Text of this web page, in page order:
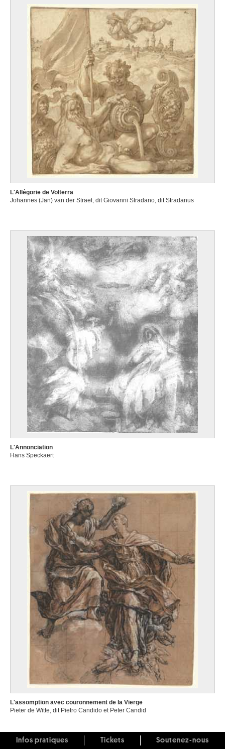
L'Allégorie de Volterra
Johannes (Jan) van der Straet, dit Giovanni Stradano, dit Stradanus
L'Annonciation
Hans Speckaert
L'assomption avec couronnement de la Vierge
Pieter de Witte, dit Pietro Candido et Peter Candid
Infos pratiques Tickets Soutenez-nous